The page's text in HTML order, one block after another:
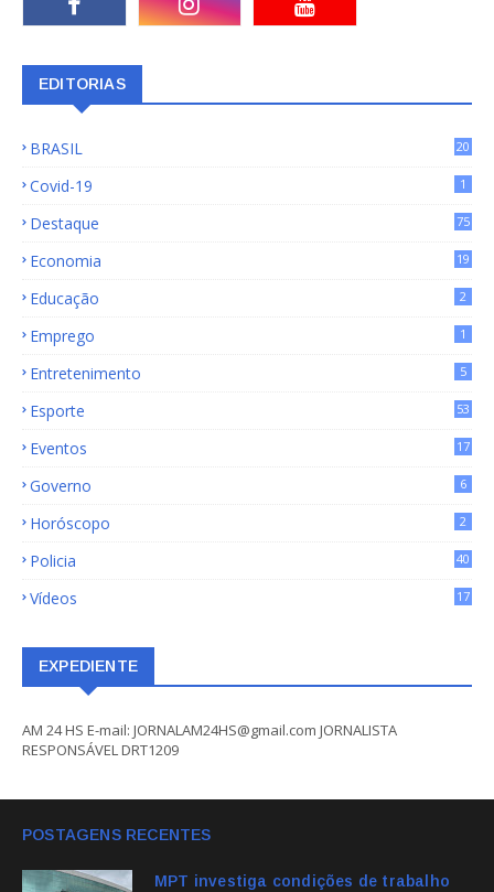
EDITORIAS
BRASIL
20
Covid-19 1
Destaque
75
Economia
19
Educação 2
Emprego 1
Entretenimento 5
Esporte 53
Eventos 17
Governo 6
Horóscopo 2
Policia 40
Vídeos 17
EXPEDIENTE
AM 24 HS E-mail: JORNALAM24HS@gmail.com JORNALISTA
RESPONSÁVEL DRT1209
POSTAGENS RECENTES
MPT investiga condições de trabalho